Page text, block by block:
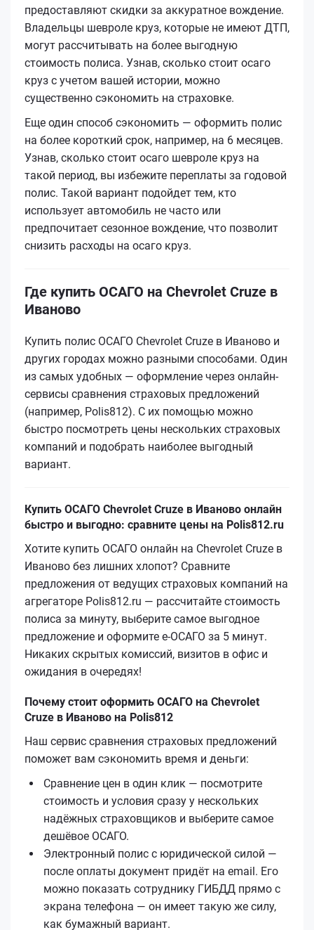
предоставляют скидки за аккуратное вождение.
Владельцы шевроле круз, которые не имеют ДТП,
могут рассчитывать на более выгодную
стоимость полиса. Узнав, сколько стоит осаго
круз с учетом вашей истории, можно
существенно сэкономить на страховке.
Еще один способ сэкономить — оформить полис
на более короткий срок, например, на 6 месяцев.
Узнав, сколько стоит осаго шевроле круз на
такой период, вы избежите переплаты за годовой
полис. Такой вариант подойдет тем, кто
использует автомобиль не часто или
предпочитает сезонное вождение, что позволит
снизить расходы на осаго круз.
Где купить ОСАГО на Chevrolet Cruze в
Иваново
Купить полис ОСАГО Chevrolet Cruze в Иваново и
других городах можно разными способами. Один
из самых удобных — оформление через онлайн-
сервисы сравнения страховых предложений
(например, Polis812). С их помощью можно
быстро посмотреть цены нескольких страховых
компаний и подобрать наиболее выгодный
вариант.
Купить ОСАГО Chevrolet Cruze в Иваново онлайн
быстро и выгодно: сравните цены на Polis812.ru
Хотите купить ОСАГО онлайн на Chevrolet Cruze в
Иваново без лишних хлопот? Сравните
предложения от ведущих страховых компаний на
агрегаторе Polis812.ru — рассчитайте стоимость
полиса за минуту, выберите самое выгодное
предложение и оформите е‑ОСАГО за 5 минут.
Никаких скрытых комиссий, визитов в офис и
ожидания в очередях!
Почему стоит оформить ОСАГО на Chevrolet
Cruze в Иваново на Polis812
Наш сервис сравнения страховых предложений
поможет вам сэкономить время и деньги:
Сравнение цен в один клик — посмотрите
стоимость и условия сразу у нескольких
надёжных страховщиков и выберите самое
дешёвое ОСАГО.
Электронный полис с юридической силой —
после оплаты документ придёт на email. Его
можно показать сотруднику ГИБДД прямо с
экрана телефона — он имеет такую же силу,
как бумажный вариант.